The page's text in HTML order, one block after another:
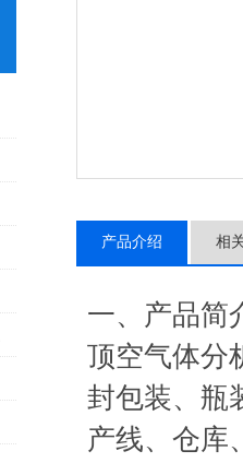
产品介绍 相
一、产品简
顶空气体分
封包装、瓶
产线、仓库